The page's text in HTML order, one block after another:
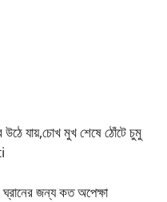
যায়,চোখ মুখ শেষে ঠোঁটে চুমু
জন্য কত অপেক্ষা